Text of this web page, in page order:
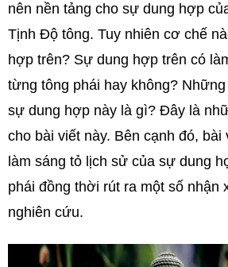
nên nền tảng cho sự dung hợp
Tịnh Độ tông. Tuy nhiên cơ chế
hợp trên? Sự dung hợp trên có
từng tông phái hay không?
sự dung hợp này là gì? Đây là
cho bài viết này. Bên cạnh đó, bài
làm sáng tỏ lịch sử của sự dung
phái đồng thời rút ra một số nhận
nghiên cứu.